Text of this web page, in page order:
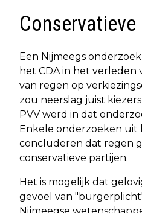
Een Nijmeegs
het CDA in het verleden
van regen op
zou neerslag juist
PVV werd in dat
Enkele onderzoeken uit
concluderen dat regen
conservatieve partijen.
Het is mogelijk dat
gevoel van